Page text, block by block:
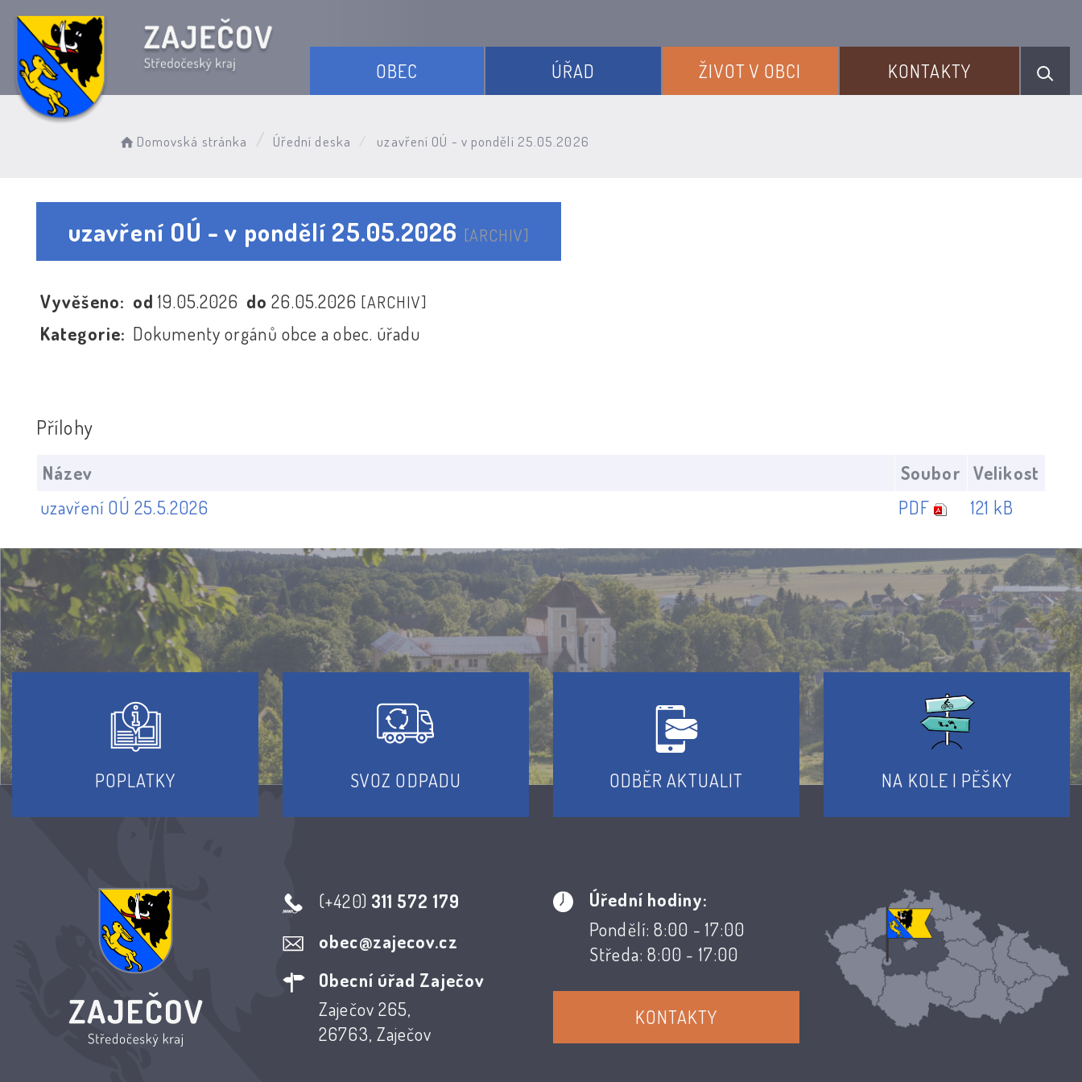
OBEC ÚŘAD ŽIVOT V OBCI KONTAKTY
Domovská stránka Úřední deska uzavření OÚ - v pondělí 25.05.2026
uzavření OÚ - v pondělí 25.05.2026 [ARCHIV]
Vyvěšeno: od19.05.2026 do26.05.2026 [ARCHIV]
Kategorie: Dokumenty orgánů obce a obec. úřadu
Přílohy
Název Soubor
Velikost
uzavření OÚ 25.5.2026
PDF 121 kB
POPLATKY SVOZ ODPADU ODBĚR AKTUALIT NA KOLE I PĚŠKY
(+420) 311 572 179
obec@zajecov.cz
Obecní úřad Zaječov
Zaječov 265,
26763, Zaječov
Úřední hodiny:
Pondělí: 8:00 - 17:00
Středa: 8:00 - 17:00
KONTAKTY